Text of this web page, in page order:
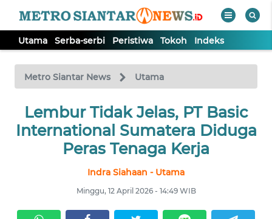
Utama Serba-serbi Peristiwa Tokoh Indeks
Metro Siantar News Utama
Lembur Tidak Jelas, PT Basic
International Sumatera Diduga
Peras Tenaga Kerja
Indra Siahaan - Utama
Minggu, 12 April 2026 - 14:49 WIB
TV
Tutup
UTAMA